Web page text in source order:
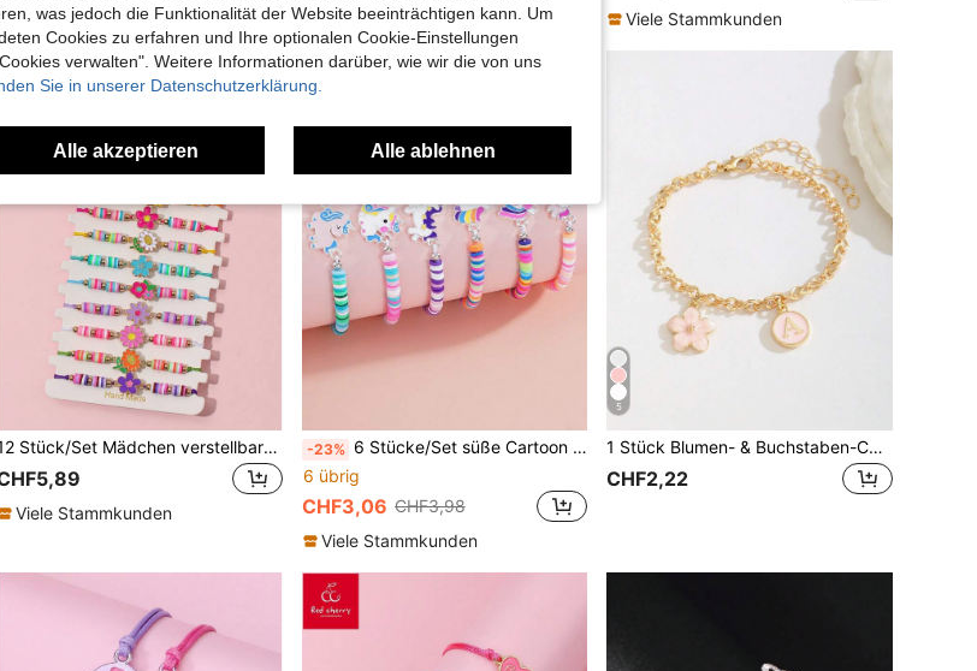
Viele Stammkunden
12 Stück/Set Mädchen verstellbares handgemachtes geflochtenes Armband mit Anhängern aus Polymer-Ton in Form von Einhorn, Schmetterling, Blume, Frucht, Cartoon Katze, Dinosaurier
Viele Stammkunden
-23% 6 Stücke/Set süße Cartoon Einhorn Zinklegierung versilbert Anhänger, Polymer Ton Perlen Elastik Armband für Mädchen, Alltags Tragen
6 übrig
CHF3,06 CHF3,98
Viele Stammkunden
5
1 Stück Blumen- & Buchstaben-Charm rosa Armband, süßes & modisches Sommer-Accessoire für Mädchen, Geschenk zum Kindergeburtstag
CHF2,22
was jedoch die Funktionalität der Website beeinträchtigen kann. Um
Cookies zu erfahren und Ihre optionalen Cookie-Einstellungen
verwalten". Weitere Informationen darüber, wie wir die von uns
Sie in unserer Datenschutzerklärung.
Alle akzeptieren Alle ablehnen